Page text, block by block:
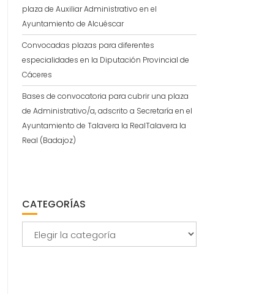
plaza de Auxiliar Administrativo en el
Ayuntamiento de Alcuéscar
Convocadas plazas para diferentes
especialidades en la Diputación Provincial de
Cáceres
Bases de convocatoria para cubrir una plaza
de Administrativo/a, adscrito a Secretaría en el
Ayuntamiento de Talavera la RealTalavera la
Real (Badajoz)
CATEGORÍAS